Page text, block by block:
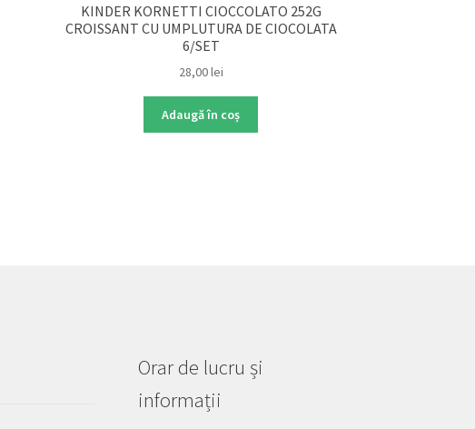
KINDER KORNETTI CIOCCOLATO 252G
CROISSANT CU UMPLUTURA DE CIOCOLATA
6/SET
28,00lei
Adaugă în coș
Orar de lucru și
informații